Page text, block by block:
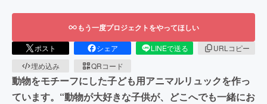
もう一度プロジェクトをやってほしい
ポスト シェア LINEで送る
URLコピー
埋め込み
QRコード
動物をモチーフにした子ども用アニマルリュックを作っ
ています。“動物が大好きな子供が、どこへでも一緒にお